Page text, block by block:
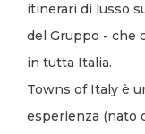
itinerari di lusso
del Gruppo - che
in tutta Italia.
Towns of Italy è
esperienza (nato